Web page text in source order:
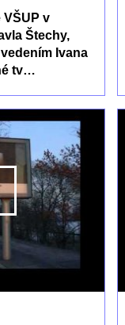
v
Štechy,
Ivana
tv…